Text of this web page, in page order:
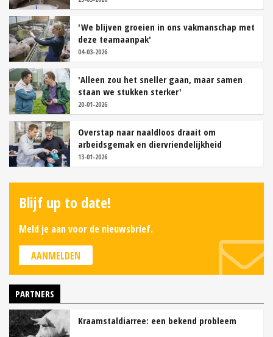
'We blijven groeien in ons vakmanschap met
deze teamaanpak'
04-03-2026
'Alleen zou het sneller gaan, maar samen
staan we stukken sterker'
20-01-2026
Overstap naar naaldloos draait om
arbeidsgemak en diervriendelijkheid
13-01-2026
Blijf up to date!
Meld je aan voor de nieuwsbrief.
AANMELDEN
PARTNERS
Kraamstaldiarree: een bekend probleem